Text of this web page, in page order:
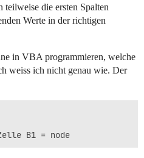
teilweise die ersten Spalten
Werte in der richtigen
in VBA programmieren, welche
weiss ich nicht genau wie. Der